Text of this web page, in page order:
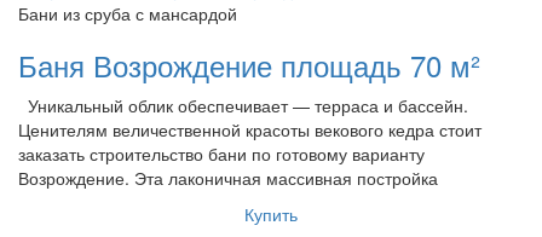
Бани из сруба с мансардой
Баня Возрождение площадь 70 м²
Уникальный облик обеспечивает — терраса и бассейн.
Ценителям величественной красоты векового кедра стоит
заказать строительство бани по готовому варианту
Возрождение. Эта лаконичная массивная постройка
Купить